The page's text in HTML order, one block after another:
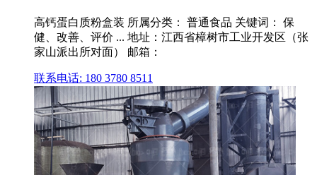
高钙蛋白质粉盒装 所属分类： 普通食品 关键词： 保
健、改善、评价 ... 地址：江西省樟树市工业开发区（张
家山派出所对面） 邮箱：
联系电话: 180 3780 8511